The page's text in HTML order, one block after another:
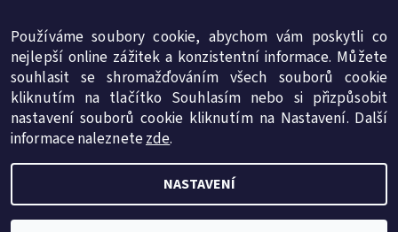
Přidat komentář
SMT-energy s.r.o. Obchodní podmínky | Reklamační řád
| Ochrana osobních údajů | Cookies
2026 © internetový obchod insolar.cz, všechna práva vyhrazena
Používáme soubory cookie, abychom vám poskytli co
nejlepší online zážitek a konzistentní informace. Můžete
souhlasit se shromažďováním všech souborů cookie
kliknutím na tlačítko Souhlasím nebo si přizpůsobit
nastavení souborů cookie kliknutím na Nastavení. Další
informace naleznetezde.
NASTAVENÍ